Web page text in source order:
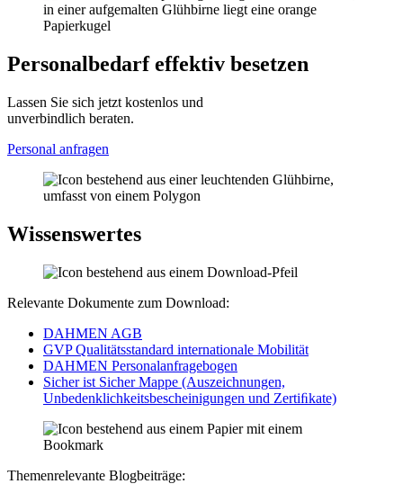
Personalbedarf effektiv besetzen
Lassen Sie sich jetzt kostenlos und
unverbindlich beraten.
Personal anfragen
Wissenswertes
Relevante Dokumente zum Download:
DAHMEN AGB
GVP Qualitätsstandard internationale Mobilität
DAHMEN Personalanfragebogen
Sicher ist Sicher Mappe (Auszeichnungen,
Unbedenklichkeitsbescheinigungen und Zertiﬁkate)
Themenrelevante Blogbeiträge: